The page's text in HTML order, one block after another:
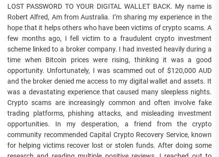
LOST PASSWORD TO YOUR DIGITAL WALLET BACK. My name is
Robert Alfred, Am from Australia. I’m sharing my experience in the
hope that it helps others who have been victims of crypto scams. A
few months ago, I fell victim to a fraudulent crypto investment
scheme linked to a broker company. I had invested heavily during a
time when Bitcoin prices were rising, thinking it was a good
opportunity. Unfortunately, I was scammed out of $120,000 AUD
and the broker denied me access to my digital wallet and assets. It
was a devastating experience that caused many sleepless nights.
Crypto scams are increasingly common and often involve fake
trading platforms, phishing attacks, and misleading investment
opportunities. In my desperation, a friend from the crypto
community recommended Capital Crypto Recovery Service, known
for helping victims recover lost or stolen funds. After doing some